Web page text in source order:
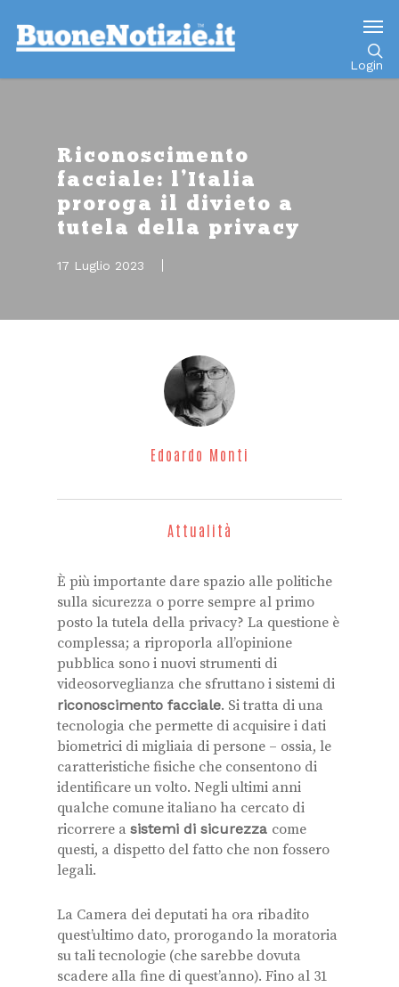
Login
Riconoscimento
facciale: l’Italia
proroga il divieto a
tutela della privacy
17 Luglio 2023
Edoardo Monti
Attualità
È più importante dare spazio alle politiche
sulla sicurezza o porre sempre al primo
posto la tutela della privacy? La questione è
complessa; a riproporla all’opinione
pubblica sono i nuovi strumenti di
videosorveglianza che sfruttano i sistemi di
riconoscimento facciale. Si tratta di una
tecnologia che permette di acquisire i dati
biometrici di migliaia di persone – ossia, le
caratteristiche fisiche che consentono di
identificare un volto. Negli ultimi anni
qualche comune italiano ha cercato di
ricorrere a sistemi di sicurezza come
questi, a dispetto del fatto che non fossero
legali.
La Camera dei deputati ha ora ribadito
quest’ultimo dato, prorogando la moratoria
su tali tecnologie (che sarebbe dovuta
scadere alla fine di quest’anno). Fino al 31
Go to mobile version